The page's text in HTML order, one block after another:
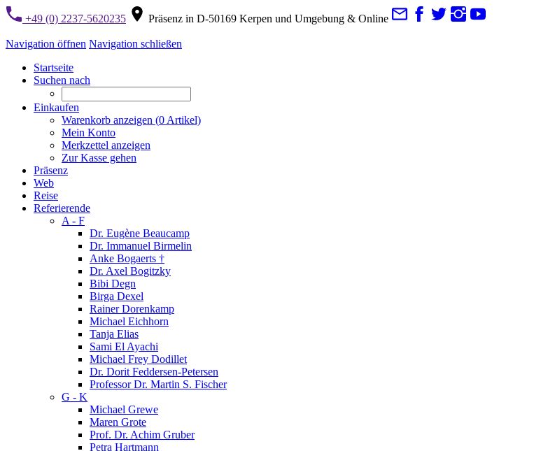
+49 (0) 2237-5620235 Präsenz in D-50169 Kerpen und Umgebung & Online
Navigation öffnen Navigation schließen
Startseite
Suchen nach
Einkaufen
Warenkorb anzeigen (0 Artikel)
Mein Konto
Merkzettel anzeigen
Zur Kasse gehen
Präsenz
Web
Reise
Referierende
A - F
Dr. Eugène Beaucamp
Dr. Immanuel Birmelin
Anke Bogaerts †
Dr. Axel Bogitzky
Bibi Degn
Birga Dexel
Rainer Dorenkamp
Michael Eichhorn
Tanja Elias
Sami El Ayachi
Michael Frey Dodillet
Dr. Dorit Feddersen-Petersen
Professor Dr. Martin S. Fischer
G - K
Michael Grewe
Maren Grote
Prof. Dr. Achim Gruber
Petra Hartmann